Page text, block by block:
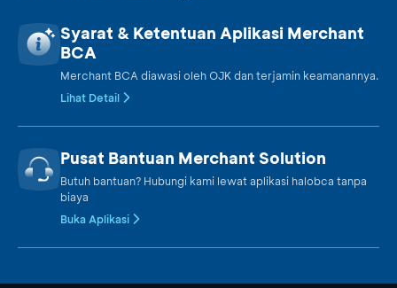
Syarat & Ketentuan Aplikasi Merchant
BCA
Merchant BCA diawasi oleh OJK dan terjamin keamanannya.
Lihat Detail
Pusat Bantuan Merchant Solution
Butuh bantuan? Hubungi kami lewat aplikasi halobca tanpa
biaya
Buka Aplikasi